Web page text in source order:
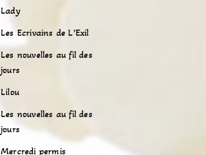
Lady
Les Ecrivains de L’Exil
Les nouvelles au fil des
jours
Lilou
Les nouvelles au fil des
jours
Mercredi permis